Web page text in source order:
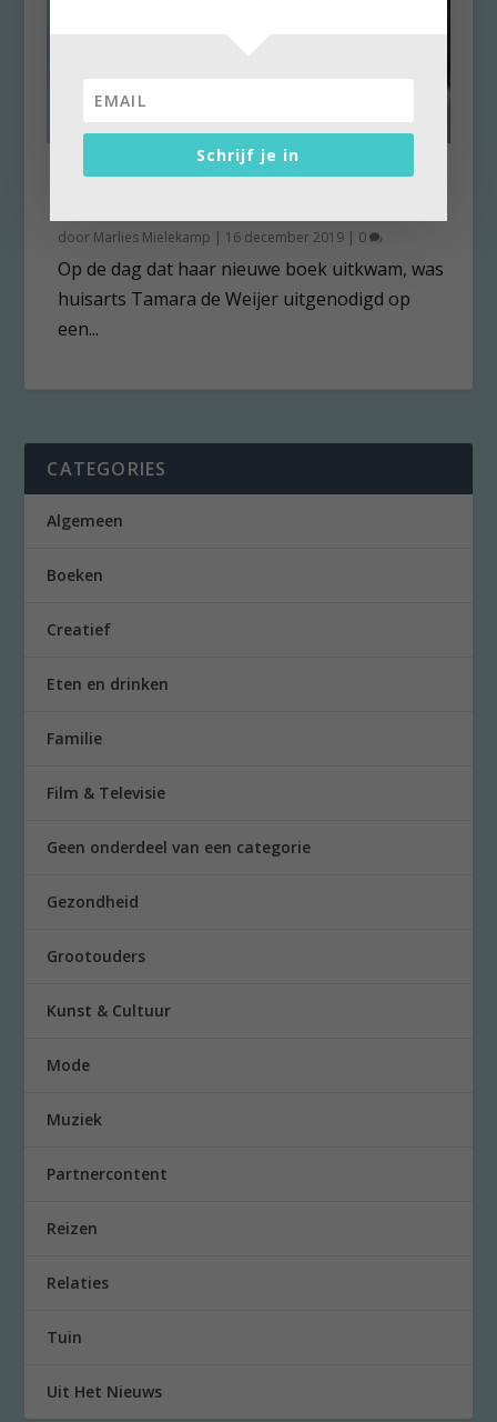
Huisarts Tamara de Weijer
door Marlies Mielekamp | 16 december 2019 | 0
Op de dag dat haar nieuwe boek uitkwam, was
huisarts Tamara de Weijer uitgenodigd op
een...
CATEGORIES
Algemeen
Boeken
Creatief
Eten en drinken
Familie
Film & Televisie
Geen onderdeel van een categorie
Gezondheid
Grootouders
Kunst & Cultuur
Mode
Muziek
Partnercontent
Reizen
Relaties
Tuin
Uit Het Nieuws
Schrijf je in